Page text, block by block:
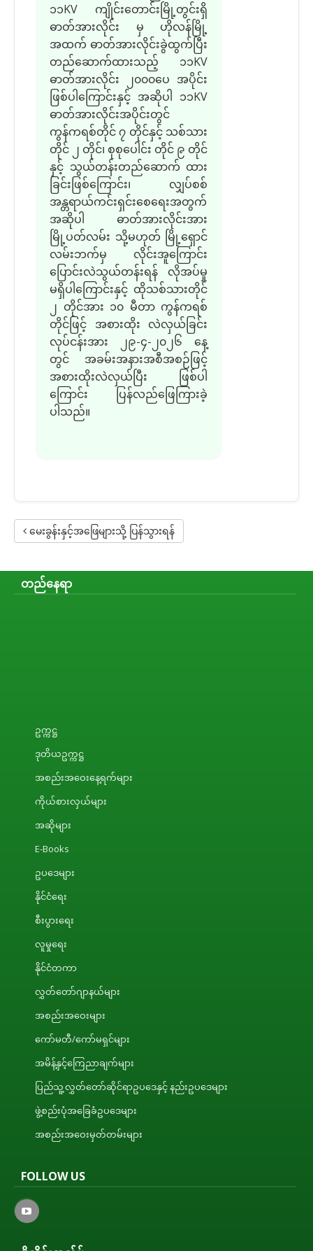
၁၁KV ကျိုင်းတောင်းမြို့တွင်းရှိ
ဓာတ်အားလိုင်း မှ ဟိုလန်မြို့
အထက် ဓာတ်အားလိုင်းခွဲထွက်ပြီး
တည်ဆောက်ထားသည့် ၁၁KV
ဓာတ်အားလိုင်း ၂၀၀၀ပေ အပိုင်း
ဖြစ်ပါကြောင်းနှင့် အဆိုပါ ၁၁KV
ဓာတ်အားလိုင်းအပိုင်းတွင်
ကွန်ကရစ်တိုင် ၇ တိုင်နှင့် သစ်သား
တိုင် ၂ တိုင်၊ စုစုပေါင်း တိုင် ၉ တိုင်
နှင့် သွယ်တန်းတည်ဆောက် ထား
ခြင်းဖြစ်ကြောင်း၊ လျှပ်စစ်
အန္တရာယ်ကင်းရှင်းစေရေးအတွက်
အဆိုပါ ဓာတ်အားလိုင်းအား
မြို့ပတ်လမ်း သို့မဟုတ် မြို့ရှောင်
လမ်းဘက်မှ လိုင်းအူကြောင်း
ပြောင်းလဲသွယ်တန်းရန် လိုအပ်မှု
မရှိပါကြောင်းနှင့် ထိုသစ်သားတိုင်
၂ တိုင်အား ၁၀ မီတာ ကွန်ကရစ်
တိုင်ဖြင့် အစားထိုး လဲလှယ်ခြင်း
လုပ်ငန်းအား ၂၉-၄-၂၀၂၆ နေ့
တွင် အခမ်းအနားအစီအစဉ်ဖြင့်
အစားထိုးလဲလှယ်ပြီး ဖြစ်ပါ
ကြောင်း ပြန်လည်ဖြေကြားခဲ့
ပါသည်။
မေးခွန်းနှင့်အဖြေများသို့ ပြန်သွားရန်
တည်နေရာ
ဥက္ကဋ္ဌ
ဒုတိယဥက္ကဋ္ဌ
အစည်းအဝေးနေ့ရက်များ
ကိုယ်စားလှယ်များ
အဆိုများ
E-Books
ဥပဒေများ
နိုင်ငံရေး
စီးပွားရေး
လူမှုရေး
နိုင်ငံတကာ
လွှတ်တော်ဂျာနယ်များ
အစည်းအဝေးများ
ကော်မတီ/ကော်မရှင်များ
အမိန့်နှင့်ကြေညာချက်များ
ပြည်သူ့လွှတ်တော်ဆိုင်ရာဥပဒေနှင့် နည်းဥပဒေများ
ဖွဲ့စည်းပုံအခြေခံဥပဒေများ
အစည်းအဝေးမှတ်တမ်းများ
FOLLOW US